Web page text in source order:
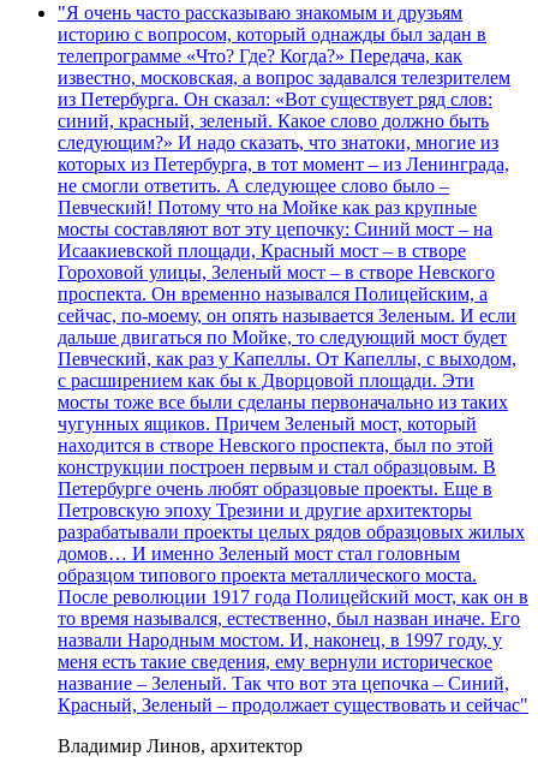
"Я очень часто рассказываю знакомым и друзьям
историю с вопросом, который однажды был задан в
телепрограмме «Что? Где? Когда?» Передача, как
известно, московская, а вопрос задавался телезрителем
из Петербурга. Он сказал: «Вот существует ряд слов:
синий, красный, зеленый. Какое слово должно быть
следующим?» И надо сказать, что знатоки, многие из
которых из Петербурга, в тот момент – из Ленинграда,
не смогли ответить. А следующее слово было –
Певческий! Потому что на Мойке как раз крупные
мосты составляют вот эту цепочку: Синий мост – на
Исаакиевской площади, Красный мост – в створе
Гороховой улицы, Зеленый мост – в створе Невского
проспекта. Он временно назывался Полицейским, а
сейчас, по-моему, он опять называется Зеленым. И если
дальше двигаться по Мойке, то следующий мост будет
Певческий, как раз у Капеллы. От Капеллы, с выходом,
с расширением как бы к Дворцовой площади. Эти
мосты тоже все были сделаны первоначально из таких
чугунных ящиков. Причем Зеленый мост, который
находится в створе Невского проспекта, был по этой
конструкции построен первым и стал образцовым. В
Петербурге очень любят образцовые проекты. Еще в
Петровскую эпоху Трезини и другие архитекторы
разрабатывали проекты целых рядов образцовых жилых
домов… И именно Зеленый мост стал головным
образцом типового проекта металлического моста.
После революции 1917 года Полицейский мост, как он в
то время назывался, естественно, был назван иначе. Его
назвали Народным мостом. И, наконец, в 1997 году, у
меня есть такие сведения, ему вернули историческое
название – Зеленый. Так что вот эта цепочка – Синий,
Красный, Зеленый – продолжает существовать и сейчас"
Владимир Линов, архитектор